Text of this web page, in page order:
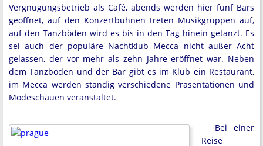
Vergnügungsbetrieb als Café, abends werden hier fünf Bars
geöffnet, auf den Konzertbühnen treten Musikgruppen auf,
auf den Tanzböden wird es bis in den Tag hinein getanzt. Es
sei auch der populäre Nachtklub Mecca nicht außer Acht
gelassen, der vor mehr als zehn Jahre eröffnet war. Neben
dem Tanzboden und der Bar gibt es im Klub ein Restaurant,
im Mecca werden ständig verschiedene Präsentationen und
Modeschauen veranstaltet.
Bei einer
Reise